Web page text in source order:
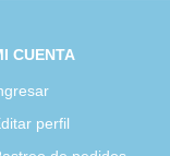
CUENTA
perfil